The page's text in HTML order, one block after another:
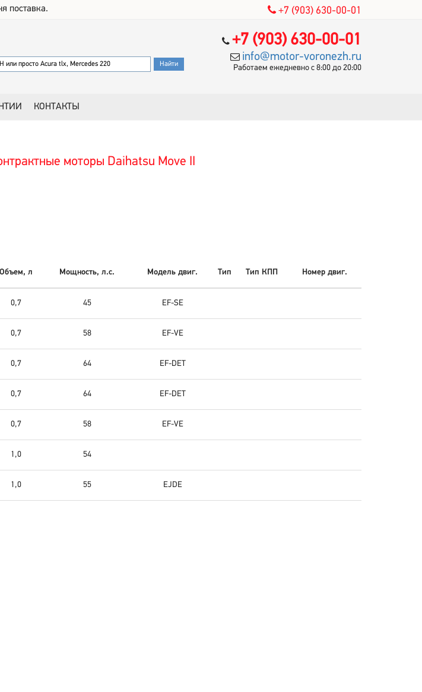
поставка. +7 (903) 630-00-01
+7 (903) 630-00-01
info@motor-voronezh.ru
Работаем ежедневно с 8:00 до 20:00
КОНТАКТЫ
моторы Daihatsu Move II
Объем, л Мощность, л.с. Модель двиг. Тип Тип КПП Номер двиг.
0,7 45 EF-SE
0,7 58 EF-VE
0,7 64 EF-DET
0,7 64 EF-DET
0,7 58 EF-VE
1,0 54
1,0 55 EJDE